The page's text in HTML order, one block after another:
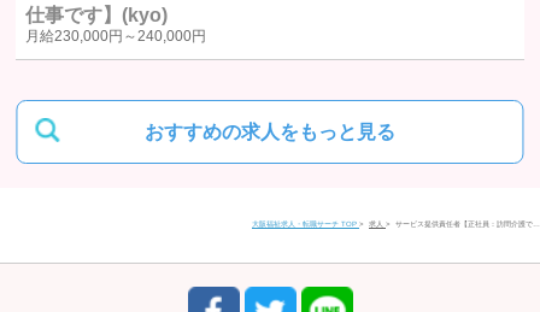
ご質問及びご苦情の窓口
下記の窓口にご連絡ください。
住所
大阪府松原市上田1丁目4-2 富士ビル松原1 201号室
電話番号
0120-958-520
9:30〜17:30（平日）
おすすめの求人をもっと見る
仕事です】(kyo)
月給230,000円～240,000円
大阪福祉求人・転職サーチ TOP 求人 サービス提供責任者【正社員：訪問介護で…